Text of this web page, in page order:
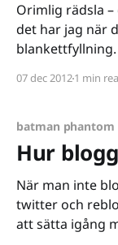
Orimlig rädsla
det har jag när
har något som
07 dec 20121 min
batman
Hur
När man inte
twitter och
att sätta igång